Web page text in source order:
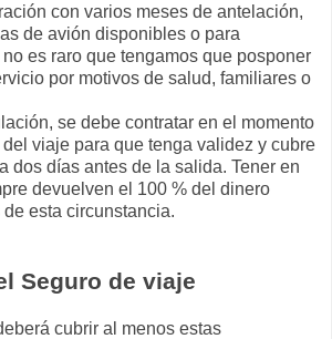
con varios meses de antelación,
de avión disponibles o para
es raro que tengamos que posponer
por motivos de salud, familiares o
se debe contratar en el momento
viaje para que tenga validez y cubre
dos días antes de la salida. Tener en
devuelven el 100 % del dinero
esta circunstancia.
Seguro de viaje
cubrir al menos estas